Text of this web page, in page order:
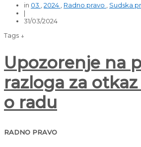
in 03 2024 Radno pravo
Sudska
|
31/03/2024
Tags ↓
Upozorenje na
razloga za
o radu
RADNO PRAVO